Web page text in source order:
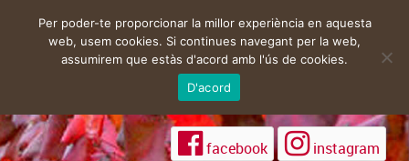
facebook instagram
Per poder-te proporcionar la millor experiència en aquesta
web, usem cookies. Si continues navegant per la web,
assumirem que estàs d'acord amb l'ús de cookies.
D'acord